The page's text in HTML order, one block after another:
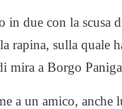
due con la scusa
rapina, sulla quale
mira a Borgo
a un amico, anche